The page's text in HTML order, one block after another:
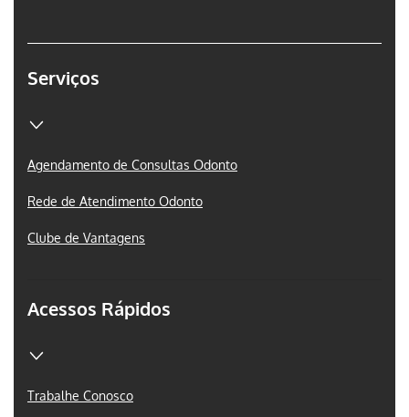
Serviços
Agendamento de Consultas Odonto
Rede de Atendimento Odonto
Clube de Vantagens
Acessos Rápidos
Trabalhe Conosco